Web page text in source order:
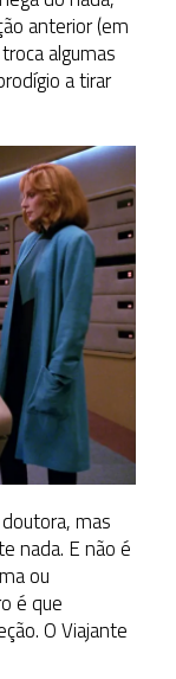
anterior (em
algumas
a tirar
mas
nada. E não é
ou
é que
O Viajante